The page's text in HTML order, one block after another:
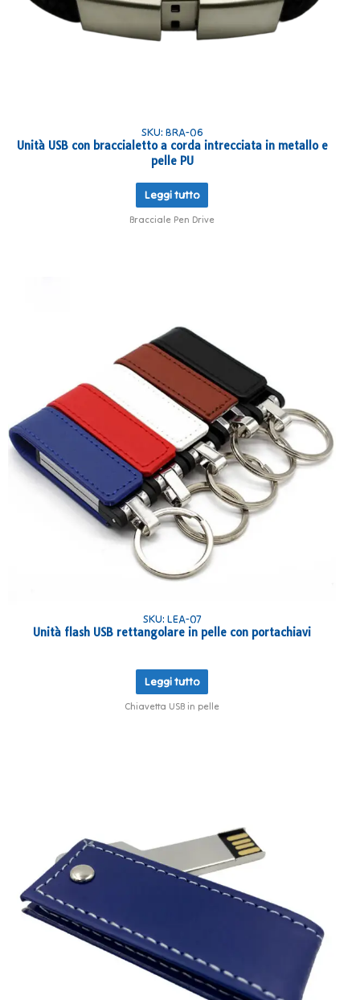
SKU: BRA-06
Unità USB con braccialetto a corda intrecciata in metallo e
pelle PU
Leggi tutto
Bracciale Pen Drive
SKU: LEA-07
Unità flash USB rettangolare in pelle con portachiavi
Leggi tutto
Chiavetta USB in pelle